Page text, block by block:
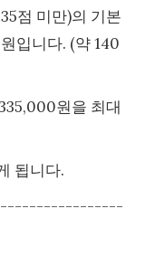
점 미만)의 기본
입니다. (약 140
원을 최대
됩니다.